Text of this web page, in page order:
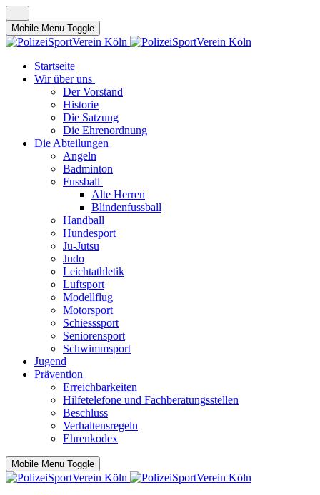
Mobile Menu Toggle
Startseite
Wir über uns
Der Vorstand
Historie
Die Satzung
Die Ehrenordnung
Die Abteilungen
Angeln
Badminton
Fussball
Alte Herren
Blindenfussball
Handball
Hundesport
Ju-Jutsu
Judo
Leichtathletik
Luftsport
Modellflug
Motorsport
Schiesssport
Seniorensport
Schwimmsport
Jugend
Prävention
Erreichbarkeiten
Hilfetelefone und Fachberatungsstellen
Beschluss
Verhaltensregeln
Ehrenkodex
Mobile Menu Toggle